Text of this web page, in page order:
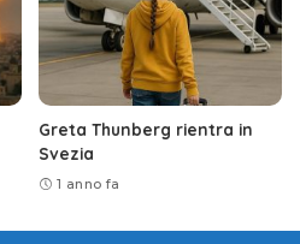
Greta Thunberg rientra in
Svezia
1 anno fa